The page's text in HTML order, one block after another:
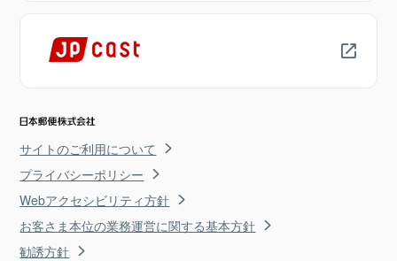
サイトのご利用について
プライバシーポリシー
Webアクセシビリティ方針
お客さま本位の業務運営に関する基本方針
勧誘方針